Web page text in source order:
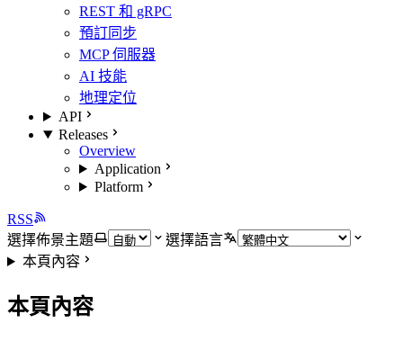
REST 和 gRPC
預訂同步
MCP 伺服器
AI 技能
地理定位
API
Releases
Overview
Application
Platform
RSS
選擇佈景主題
選擇語言
本頁內容
本頁內容